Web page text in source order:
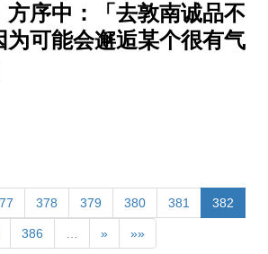
方序中：「去敦南诚品不
为可能会邂逅某个很有气
378 379 380 381 382
386 » »»